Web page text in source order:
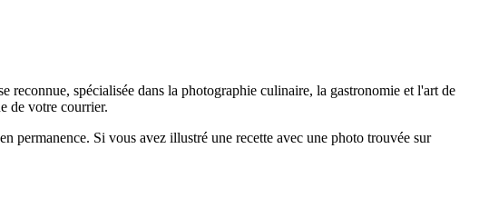
reconnue, spécialisée dans la photographie culinaire, la gastronomie et l'art de
de votre courrier.
permanence. Si vous avez illustré une recette avec une photo trouvée sur